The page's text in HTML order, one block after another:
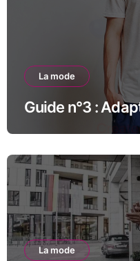
La mode
Guide n°3 :
La mode